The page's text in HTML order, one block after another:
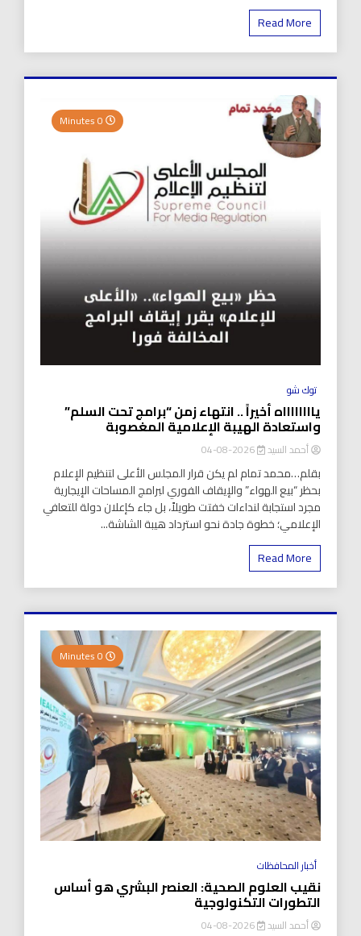
Read More
توك شو
يااااااااه أخيراً .. انتهاء زمن “برامج تحت السلم”
واستعادة الهيبة الإعلامية المغصوبة
أحمد السيد 2026-08-04
بقلم…محمد تمام لم يكن قرار المجلس الأعلى لتنظيم الإعلام
بحظر “بيع الهواء” والإيقاف الفوري لبرامج المساحات الإيجارية
مجرد استجابة لنداءات خفتت طويلاً، بل جاء كإعلان دولة للتعافي
الإعلامي؛ خطوة جادة نحو استرداد هيبة الشاشة...
Read More
أخبار المحافظات
نقيب العلوم الصحية: العنصر البشري هو أساس
التطورات التكنولوجية
أحمد السيد 2026-08-04